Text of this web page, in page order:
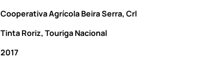
Cooperativa Agrícola Beira Serra, Crl
Tinta Roriz, Touriga Nacional
2017